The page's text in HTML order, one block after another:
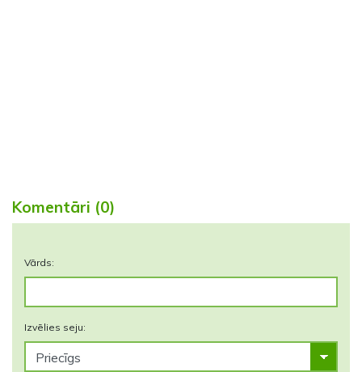
Komentāri (0)
Vārds:
Izvēlies seju: